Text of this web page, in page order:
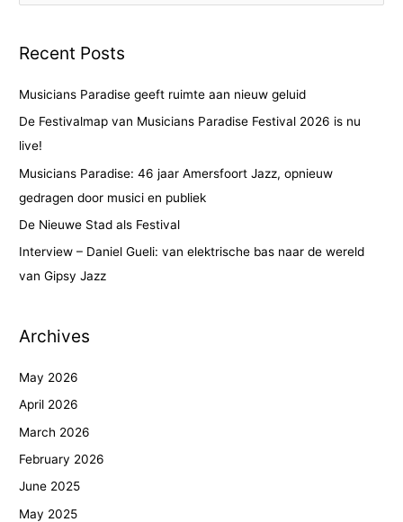
r
r
:
Recent Posts
Musicians Paradise geeft ruimte aan nieuw geluid
De Festivalmap van Musicians Paradise Festival 2026 is nu
live!
Musicians Paradise: 46 jaar Amersfoort Jazz, opnieuw
gedragen door musici en publiek
De Nieuwe Stad als Festival
Interview – Daniel Gueli: van elektrische bas naar de wereld
van Gipsy Jazz
Archives
May 2026
April 2026
March 2026
February 2026
June 2025
May 2025